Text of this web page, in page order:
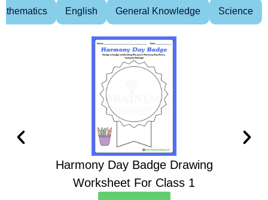
English General Knowledge Science
Harmony Day Badge Drawing
Worksheet For Class 1